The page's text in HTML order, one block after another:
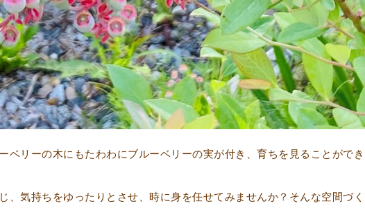
ベリーの木にもたわわにブルーベリーの実が付き、育ちを見ることができ
、気持ちをゆったりとさせ、時に身を任せてみませんか？そんな空間づく